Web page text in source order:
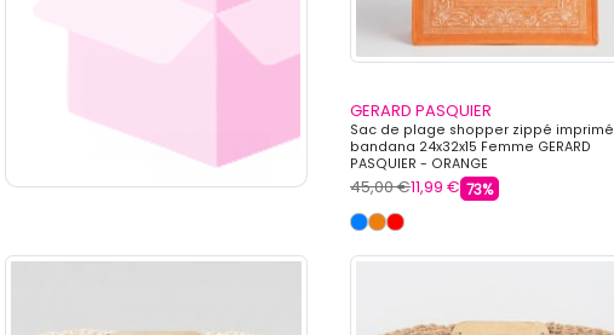
GERARD PASQUIER
Sac de plage shopper zippé imprimé
bandana 24x32x15 Femme GERARD
PASQUIER - ORANGE
45,00 €11,99 € 73%